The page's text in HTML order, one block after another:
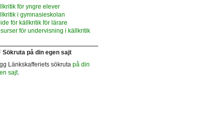
för yngre elever
i gymnasieskolan
för källkritik för lärare
för undervisning i källkritik
Sökruta på din egen sajt
Länkskafferiets sökruta på din
sajt.